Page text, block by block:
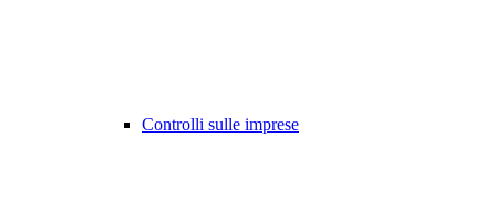
Controlli sulle imprese